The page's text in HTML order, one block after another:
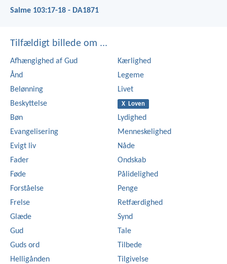
Salme 103:17-18 - DA1871
Tilfældigt billede om ...
Afhængighed af Gud
Ånd
Belønning
Beskyttelse
Bøn
Evangelisering
Evigt liv
Fader
Føde
Forståelse
Frelse
Glæde
Gud
Guds ord
Helligånden
Kærlighed
Legeme
Livet
X Loven
Lydighed
Menneskelighed
Nåde
Ondskab
Pålidelighed
Penge
Retfærdighed
Synd
Tale
Tilbede
Tilgivelse